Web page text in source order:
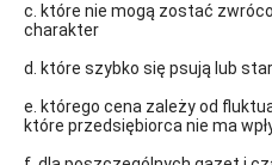
c. które nie mogą zostać
charakter
d. które szybko się psują lub
e. którego cena zależy od
które przedsiębiorca nie ma